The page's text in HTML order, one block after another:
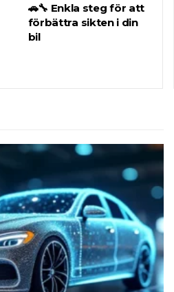
🚗🔧 Enkla steg för att
förbättra sikten i din
bil